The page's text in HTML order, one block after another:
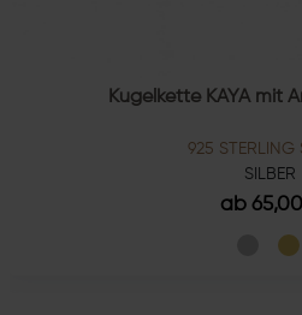
Kugelkette KAYA mit
925 STERLING
SILBER
ab